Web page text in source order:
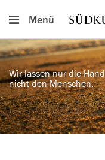
Menü
Wir lassen nur die
nicht den Menschen.